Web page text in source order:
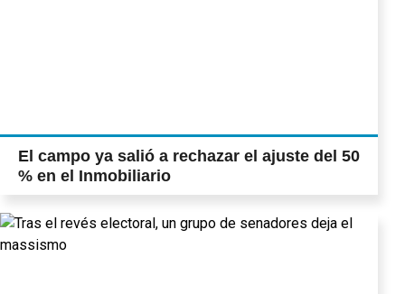
El campo ya salió a rechazar el ajuste del 50
% en el Inmobiliario